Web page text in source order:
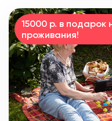
15000 р. в подарок
проживания!